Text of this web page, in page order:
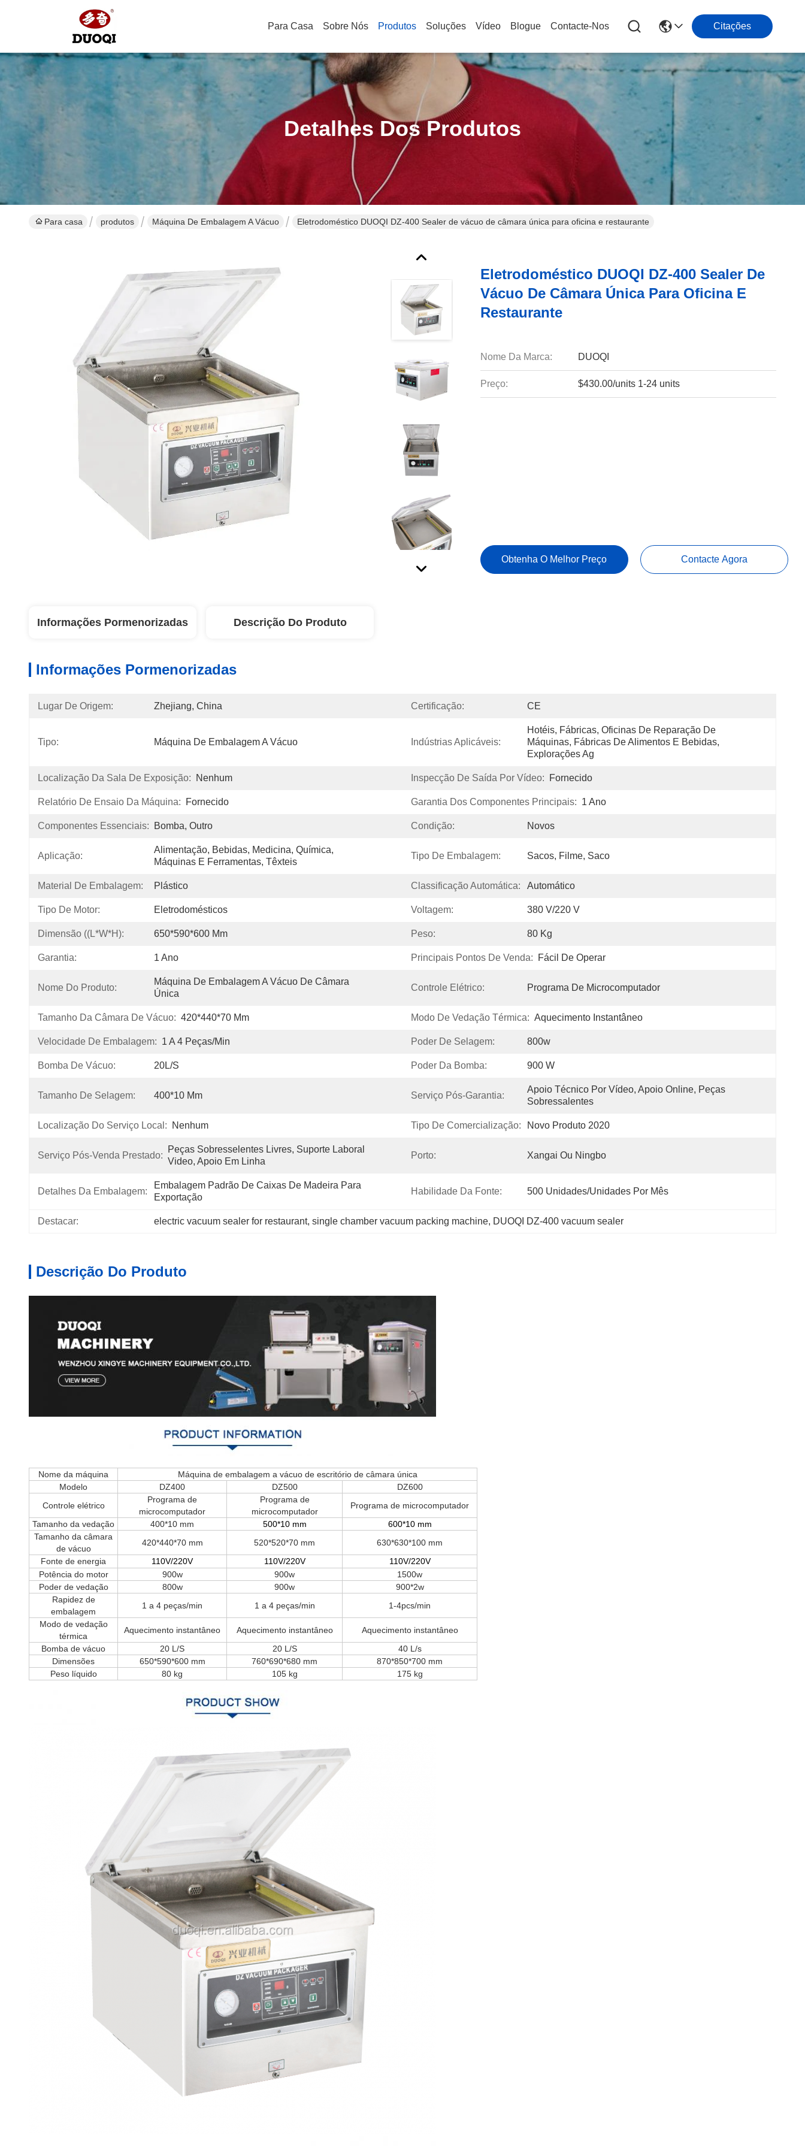
Para Casa Sobre Nós Produtos Soluções Vídeo Blogue Contacte-Nos Citações
Detalhes Dos Produtos
Para casa produtos Máquina De Embalagem A Vácuo Eletrodoméstico DUOQI DZ-400 Sealer de vácuo de câmara única para oficina e restaurante
Eletrodoméstico DUOQI DZ-400 Sealer De
Vácuo De Câmara Única Para Oficina E
Restaurante
Nome Da Marca: DUOQI
Preço: $430.00/units 1-24 units
Obtenha O Melhor Preço Contacte Agora
Informações Pormenorizadas Descrição Do Produto
Informações Pormenorizadas
Lugar De Origem: Zhejiang, China Certificação: CE
Tipo: Máquina De Embalagem A Vácuo Indústrias Aplicáveis:
Hotéis, Fábricas, Oficinas De Reparação De
Máquinas, Fábricas De Alimentos E Bebidas,
Explorações Ag
Localização Da Sala De Exposição: Nenhum Inspecção De Saída Por Vídeo: Fornecido
Relatório De Ensaio Da Máquina: Fornecido Garantia Dos Componentes Principais: 1 Ano
Componentes Essenciais: Bomba, Outro Condição: Novos
Aplicação:
Alimentação, Bebidas, Medicina, Química,
Máquinas E Ferramentas, Têxteis
Tipo De Embalagem: Sacos, Filme, Saco
Material De Embalagem: Plástico Classificação Automática: Automático
Tipo De Motor: Eletrodomésticos Voltagem: 380 V/220 V
Dimensão ((L*W*H): 650*590*600 Mm Peso: 80 Kg
Garantia: 1 Ano Principais Pontos De Venda: Fácil De Operar
Nome Do Produto:
Máquina De Embalagem A Vácuo De Câmara
Única
Controle Elétrico: Programa De Microcomputador
Tamanho Da Câmara De Vácuo: 420*440*70 Mm Modo De Vedação Térmica: Aquecimento Instantâneo
Velocidade De Embalagem: 1 A 4 Peças/min Poder De Selagem: 800w
Bomba De Vácuo: 20L/s Poder Da Bomba: 900 W
Tamanho De Selagem: 400*10 Mm Serviço Pós-Garantia:
Apoio Técnico Por Vídeo, Apoio Online, Peças
Sobressalentes
Localização Do Serviço Local: Nenhum Tipo De Comercialização: Novo Produto 2020
Serviço Pós-Venda Prestado:
Peças Sobresselentes Livres, Suporte Laboral
Video, Apoio Em Linha
Porto: Xangai Ou Ningbo
Detalhes Da Embalagem:
Embalagem Padrão De Caixas De Madeira Para
Exportação
Habilidade Da Fonte: 500 Unidades/unidades Por Mês
Destacar: electric vacuum sealer for restaurant, single chamber vacuum packing machine, DUOQI DZ-400 vacuum sealer
Descrição Do Produto
Nome da máquina
Máquina de embalagem a vácuo de escritório de câmara única
Modelo
DZ400 DZ500
DZ600
Controle elétrico
Programa de
microcomputador
Programa de
microcomputador
Programa de microcomputador
Tamanho da vedação
400*10 mm 500*10 mm
600*10 mm
Tamanho da câmara
de vácuo
420*440*70 mm 520*520*70 mm
630*630*100 mm
Fonte de energia
110V/220V 110V/220V 110V/220V
Potência do motor
900w 900w
1500w
Poder de vedação
800w 900w
900*2w
Rapidez de
embalagem
1 a 4 peças/min 1 a 4 peças/min
1-4pcs/min
Modo de vedação
térmica
Aquecimento instantâneo Aquecimento instantâneo
Aquecimento instantâneo
Bomba de vácuo
20 L/S 20 L/S
40 L/s
Dimensões
650*590*600 mm 760*690*680 mm
870*850*700 mm
Peso líquido
80 kg 105 kg 175 kg